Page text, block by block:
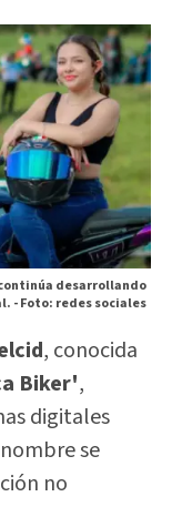
desarrollando
-Foto: redes sociales
, conocida
Biker',
digitales
se
no